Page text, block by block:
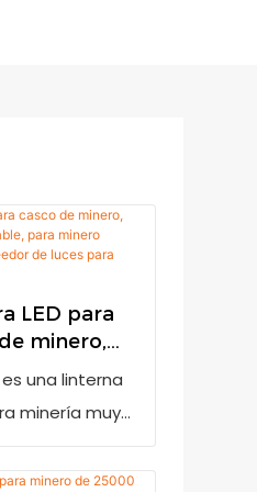
LED para
minero,
recargable,
es una linterna
minería muy
con un